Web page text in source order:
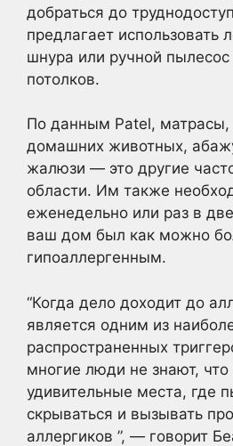
добраться до
предлагает использовать
шнура или ручной
потолков.
По данным Patel, матрасы,
домашних животных,
жалюзи — это другие
области. Им также
еженедельно или раз в
ваш дом был как можно
гипоаллергенным.
“Когда дело доходит до
является одним из
распространенных
многие люди не знают, что
удивительные места, где
скрываться и вызывать
аллергиков ”, — говорит